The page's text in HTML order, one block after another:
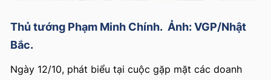
Thủ tướng Phạm Minh Chính. Ảnh: VGP/Nhật
Bắc.
Ngày 12/10, phát biểu tại cuộc gặp mặt các doanh